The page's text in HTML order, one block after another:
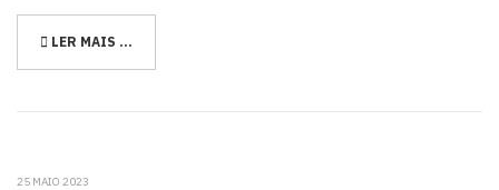
LER MAIS …
25 MAIO 2023